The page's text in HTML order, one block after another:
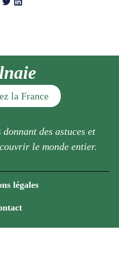
la France
des astuces et
le monde entier.
légales